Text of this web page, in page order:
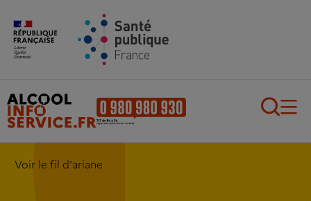
Aller au contenu principal
Voir le fil d'ariane